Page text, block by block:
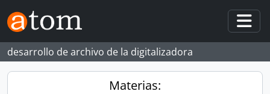
Skip to main content
desarrollo de archivo de la digitalizadora
Materias: